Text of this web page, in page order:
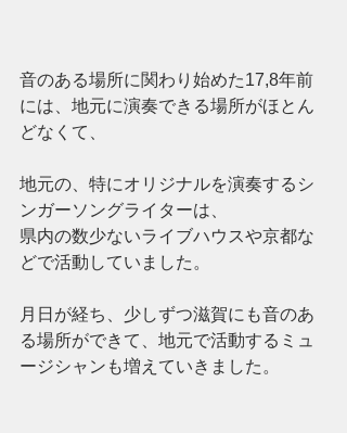
音のある場所に関わり始めた17,8年前
には、地元に演奏できる場所がほとん
どなくて、
地元の、特にオリジナルを演奏するシ
ンガーソングライターは、
県内の数少ないライブハウスや京都な
どで活動していました。
月日が経ち、少しずつ滋賀にも音のあ
る場所ができて、地元で活動するミュ
ージシャンも増えていきました。